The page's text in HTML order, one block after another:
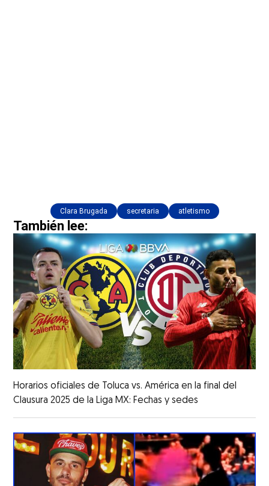
Clara Brugada secretaria atletismo
También lee:
Horarios oficiales de Toluca vs. América en la final del
Clausura 2025 de la Liga MX: Fechas y sedes